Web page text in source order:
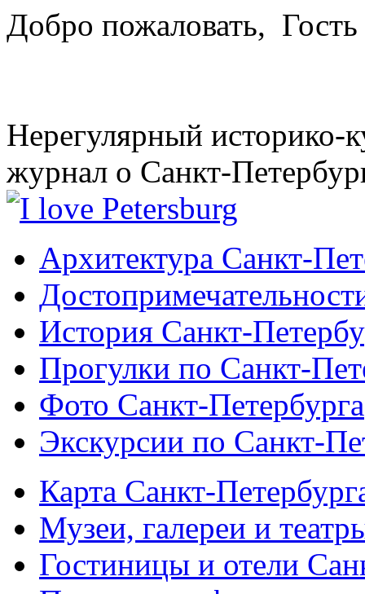
Добро пожаловать, Гость
Нерегулярный историко-
журнал о Санкт-
Архитектура Санкт-
История Санкт-
Прогулки по Санкт-
Фото Санкт-Петербурга
Экскурсии по Санкт-
Карта Санкт-
Музеи, галереи и
Гостиницы и отели